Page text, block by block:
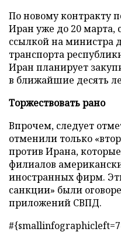
По новому контракту
Иран уже до 20 марта,
ссылкой на министра
транспорта
Иран планирует
в ближайшие десять
Торжествовать рано
Впрочем, следует
отменили только
против Ирана,
филиалов
иностранных фирм.
санкции» были
приложений СВПД.